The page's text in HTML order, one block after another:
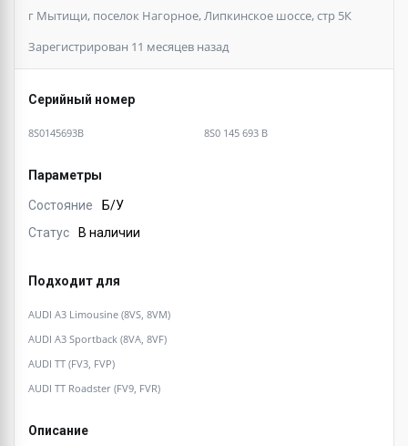
г Мытищи, поселок Нагорное, Липкинское шоссе, стр 5К
Зарегистрирован 11 месяцев назад
Серийный номер
8S0145693B 8S0 145 693 B
Параметры
Состояние
Б/У
Статус
В наличии
Подходит для
AUDI A3 Limousine (8VS, 8VM)
AUDI A3 Sportback (8VA, 8VF)
AUDI TT (FV3, FVP)
AUDI TT Roadster (FV9, FVR)
Описание